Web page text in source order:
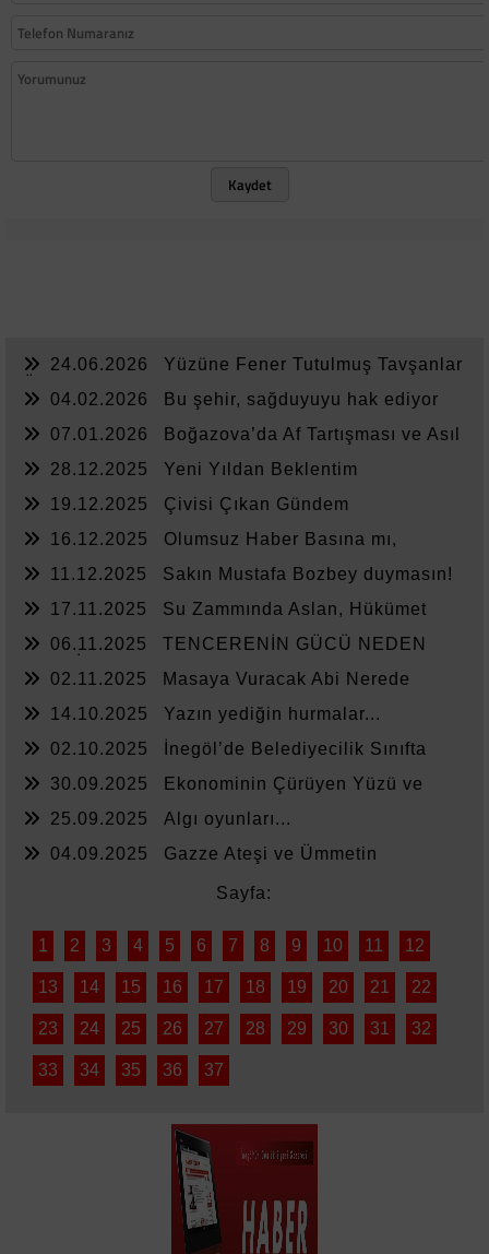
Kaydet
24.06.2026
Yüzüne Fener Tutulmuş Tavşanlar
04.02.2026
Bu şehir, sağduyuyu hak ediyor
07.01.2026
Boğazova’da Af Tartışması ve Asıl
28.12.2025
Yeni Yıldan Beklentim
19.12.2025
Çivisi Çıkan Gündem
16.12.2025
Olumsuz Haber Basına mı,
11.12.2025
Sakın Mustafa Bozbey duymasın!
17.11.2025
Su Zammında Aslan, Hükümet
06.11.2025
TENCERENİN GÜCÜ NEDEN
02.11.2025
Masaya Vuracak Abi Nerede
14.10.2025
Yazın yediğin hurmalar...
02.10.2025
İnegöl’de Belediyecilik Sınıfta
30.09.2025
Ekonominin Çürüyen Yüzü ve
25.09.2025
Algı oyunları...
04.09.2025
Gazze Ateşi ve Ümmetin
Sayfa:
1 2 3 4 5 6 7 8 9 10 11 12
13 14 15 16 17 18 19 20 21 22
23 24 25 26 27 28 29 30 31 32
33 34 35 36 37